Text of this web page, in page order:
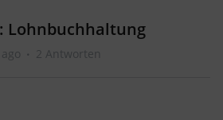
Lohnbuchhaltung
2 Antworten